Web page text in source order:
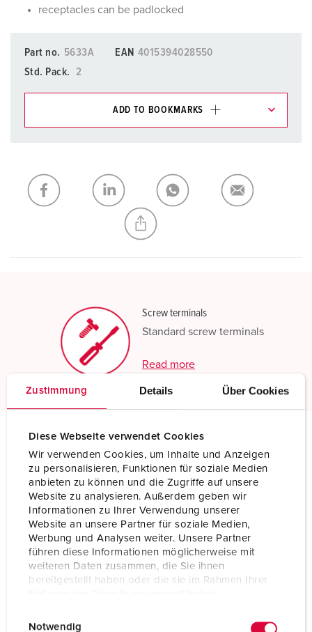
Zustimmung Details Über Cookies
Diese Webseite verwendet Cookies
Wir verwenden Cookies, um Inhalte und Anzeigen
zu personalisieren, Funktionen für soziale Medien
anbieten zu können und die Zugriffe auf unsere
Website zu analysieren. Außerdem geben wir
Informationen zu Ihrer Verwendung unserer
Website an unsere Partner für soziale Medien,
Werbung und Analysen weiter. Unsere Partner
führen diese Informationen möglicherweise mit
weiteren Daten zusammen, die Sie ihnen
bereitgestellt haben oder die sie im Rahmen Ihrer
Notwendig
receptacles can be padlocked
Part no. 5633A EAN 4015394028550
Std. Pack.
2
ADD TO BOOKMARKS
My list ADD
CREATE A NEW LIST
Screw terminals
Standard screw terminals
Read more
Technical specifications
Wall mounted receptacle DUO 5633A
Ampere 16 A
Poles 5 p
Voltage 400 V